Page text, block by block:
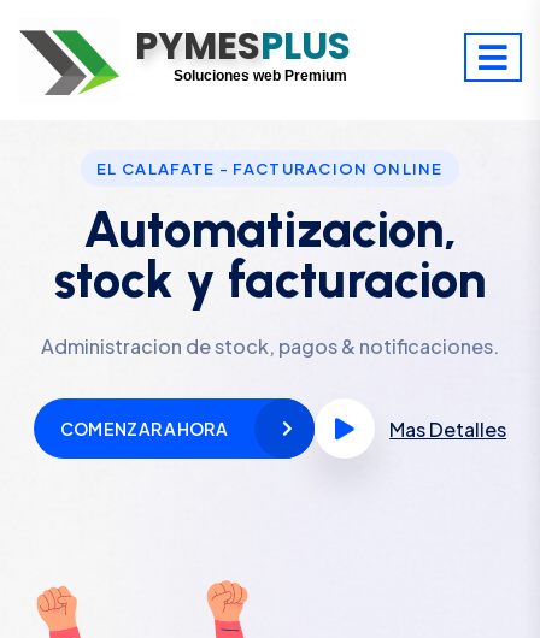
PYMESPLUS
Digitaliza tu éxito
Soluciones web Premium
EL CALAFATE - FACTURACION ONLINE
Automatizacion,
stock y facturacion
Administracion de stock, pagos & notificaciones.
COMENZAR AHORA Mas Detalles